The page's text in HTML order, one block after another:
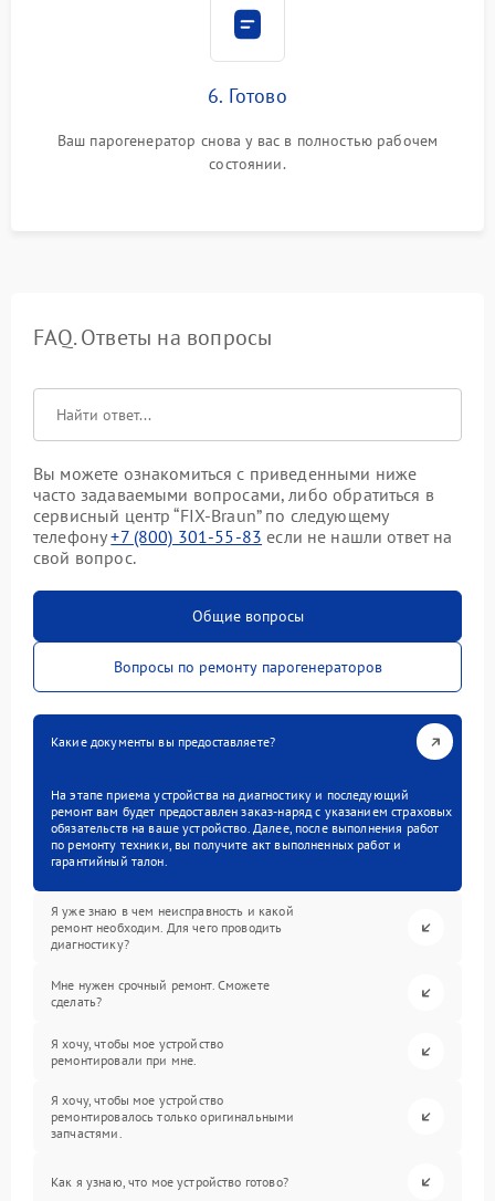
6. Готово
Ваш парогенератор снова у вас в полностью рабочем
состоянии.
FAQ. Ответы на вопросы
Вы можете ознакомиться с приведенными ниже
часто задаваемыми вопросами, либо обратиться в
сервисный центр “FIX-Braun” по следующему
телефону+7 (800) 301-55-83 если не нашли ответ на
свой вопрос.
Общие вопросы
Вопросы по ремонту парогенераторов
Какие документы вы предоставляете?
На этапе приема устройства на диагностику и последующий
ремонт вам будет предоставлен заказ-наряд с указанием страховых
обязательств на ваше устройство. Далее, после выполнения работ
по ремонту техники, вы получите акт выполненных работ и
гарантийный талон.
Я уже знаю в чем неисправность и какой
ремонт необходим. Для чего проводить
диагностику?
Мне нужен срочный ремонт. Сможете
сделать?
Я хочу, чтобы мое устройство
ремонтировали при мне.
Я хочу, чтобы мое устройство
ремонтировалось только оригинальными
запчастями.
Как я узнаю, что мое устройство готово?